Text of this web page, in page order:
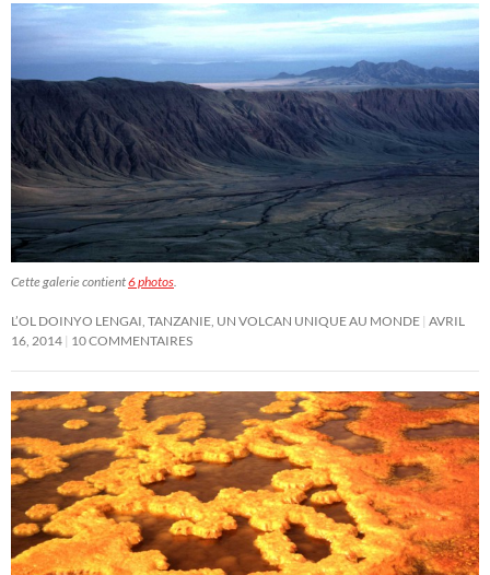
Cette galerie contient6 photos
L’OL DOINYO LENGAI, TANZANIE, UN VOLCAN UNIQUE AU MONDE AVRIL
16, 2014 10 COMMENTAIRES